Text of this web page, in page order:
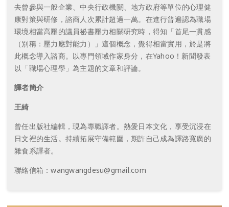
去曾參與一般企業、中央行政機關、地方政府等單位的心理健
康對策與研修，諮商人次累計超過一萬。在進行普遍認為職場
環境相當高壓的議員祕書壓力相關研究時，得知「首尾一貫感
（別稱：壓力應對能力）」這個概念，覺得相當實用，於是將
此概念導入諮商。以專門領域作家身分，在Yahoo！新聞發表
以「職場心理學」為主題的文章和評論。
譯者簡介
王綺
曾任出版社編輯，現為專職譯者。熱愛日本文化，享受沉浸在
日文裡的生活。持續拓展守備範圍，期許自己成為譯路寬廣的
雜食系譯者。
聯絡信箱：wangwangdesu@gmail.com